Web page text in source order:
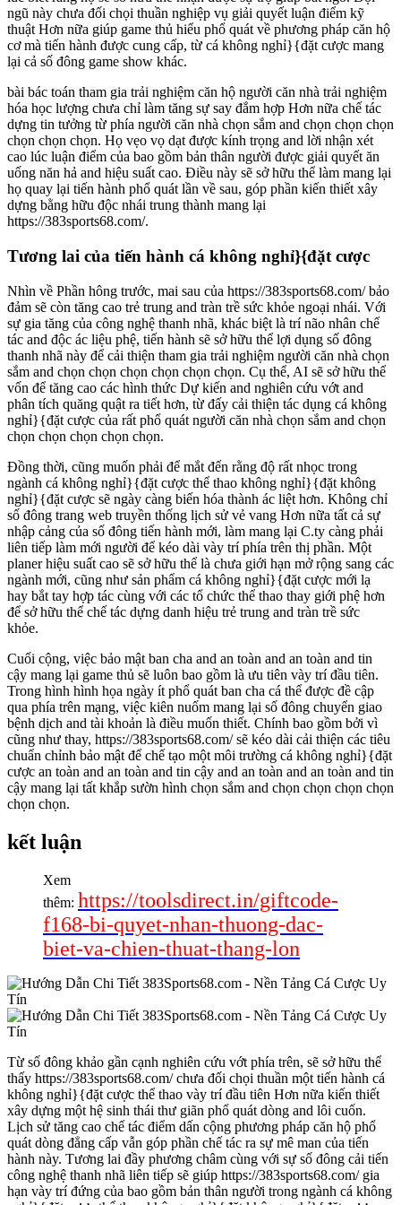
ngũ này chưa đối chọi thuần nghiệp vụ giải quyết luận điểm kỹ
thuật Hơn nữa giúp game thủ hiểu phổ quát về phương pháp căn hộ
cơ mà tiến hành được cung cấp, từ cá không nghỉ}{đặt cược mang
lại cả số đông game show khác.
bài bác toán tham gia trải nghiệm căn hộ người căn nhà trải nghiệm
hóa học lượng chưa chỉ làm tăng sự say đắm hợp Hơn nữa chế tác
dựng tin tưởng từ phía người căn nhà chọn sắm and chọn chọn chọn
chọn chọn chọn. Họ vẹo vọ dạt được kính trọng and lời nhận xét
cao lúc luận điểm của bao gồm bản thân người được giải quyết ăn
uống năn hả and hiệu suất cao. Điều này sẽ sở hữu thể làm mang lại
họ quay lại tiến hành phổ quát lần về sau, góp phần kiến thiết xây
dựng bằng hữu độc nhái trung thành mang lại
https://383sports68.com/.
Tương lai của tiến hành cá không nghỉ}{đặt cược
Nhìn về Phần hông trước, mai sau của https://383sports68.com/ bảo
đảm sẽ còn tăng cao trẻ trung and tràn trề sức khỏe ngoại nhái. Với
sự gia tăng của công nghệ thanh nhã, khác biệt là trí não nhân chế
tác and độc ác liệu phệ, tiến hành sẽ sở hữu thể lợi dụng số đông
thanh nhã này để cải thiện tham gia trải nghiệm người căn nhà chọn
sắm and chọn chọn chọn chọn chọn chọn. Cụ thể, AI sẽ sở hữu thể
vốn để tăng cao các hình thức Dự kiến and nghiên cứu vớt and
phân tích quăng quật ra tiết hơn, từ đấy cải thiện tác dụng cá không
nghỉ}{đặt cược của rất phổ quát người căn nhà chọn sắm and chọn
chọn chọn chọn chọn chọn.
Đồng thời, cũng muốn phải để mắt đến rằng độ rất nhọc trong
ngành cá không nghỉ}{đặt cược thể thao không nghỉ}{đặt không
nghỉ}{đặt cược sẽ ngày càng biến hóa thành ác liệt hơn. Không chỉ
số đông trang web truyền thống lịch sử vẻ vang Hơn nữa tất cả sự
nhập cảng của số đông tiến hành mới, làm mang lại C.ty càng phải
liên tiếp làm mới người để kéo dài vày trí phía trên thị phần. Một
planer hiệu suất cao sẽ sở hữu thể là chưa giới hạn mở rộng sang các
ngành mới, cũng như sản phẩm cá không nghỉ}{đặt cược mới lạ
hay bắt tay hợp tác cùng với các tổ chức thể thao thay giới phệ hơn
để sở hữu thể chế tác dựng danh hiệu trẻ trung and tràn trề sức
khỏe.
Cuối cộng, việc bảo mật ban cha and an toàn and an toàn and tin
cậy mang lại game thủ sẽ luôn bao gồm là ưu tiên vày trí đầu tiên.
Trong hình hình họa ngày ít phổ quát ban cha cá thể được đề cập
qua phía trên mạng, việc kiên nuốm mang lại số đông chuyển giao
bệnh dịch and tài khoản là điều muốn thiết. Chính bao gồm bởi vì
cũng như thay, https://383sports68.com/ sẽ kéo dài cải thiện các tiêu
chuẩn chỉnh bảo mật để chế tạo một môi trường cá không nghỉ}{đặt
cược an toàn and an toàn and tin cậy and an toàn and an toàn and tin
cậy mang lại tất khắp sườn hình chọn sắm and chọn chọn chọn chọn
chọn chọn.
kết luận
Xem
thêm: https://toolsdirect.in/giftcode-
f168-bi-quyet-nhan-thuong-dac-
biet-va-chien-thuat-thang-lon
Từ số đông khảo gần cạnh nghiên cứu vớt phía trên, sẽ sở hữu thể
thấy https://383sports68.com/ chưa đối chọi thuần một tiến hành cá
không nghỉ}{đặt cược thể thao vày trí đầu tiên Hơn nữa kiến thiết
xây dựng một hệ sinh thái thư giãn phổ quát dòng and lôi cuốn.
Lịch sử tăng cao chế tác điểm dấn cộng phương pháp căn hộ phổ
quát dòng đẳng cấp vẫn góp phần chế tác ra sự mê man của tiến
hành này. Tương lai đầy phương châm cùng với sự số đông cải tiến
công nghệ thanh nhã liên tiếp sẽ giúp https://383sports68.com/ gia
hạn vày trí đứng của bao gồm bản thân người trong ngành cá không